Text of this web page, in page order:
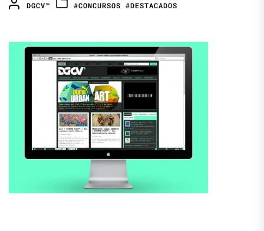
DGCV™ #CONCURSOS #DESTACADOS